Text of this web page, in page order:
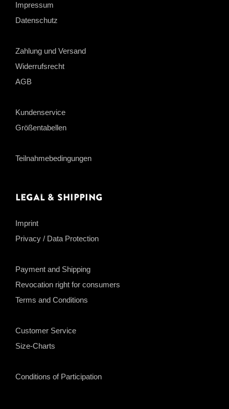
Impressum
Datenschutz
Zahlung und Versand
Widerrufsrecht
AGB
Kundenservice
Größentabellen
Teilnahmebedingungen
Legal & Shipping
Imprint
Privacy / Data Protection
Payment and Shipping
Revocation right for consumers
Terms and Conditions
Customer Service
Size-Charts
Conditions of Participation